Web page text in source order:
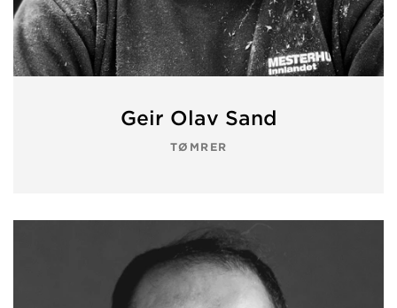
Geir Olav Sand
TØMRER